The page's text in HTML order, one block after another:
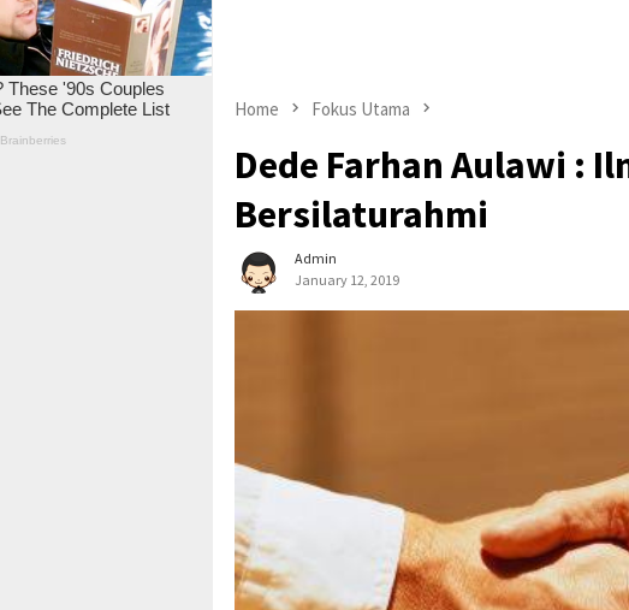
Home Fokus Utama
Dede Farhan Aulawi :
Bersilaturahmi
Admin
January 12, 2019